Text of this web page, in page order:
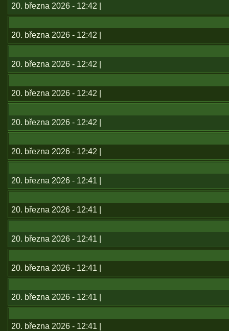
20. března 2026 - 12:42 |
20. března 2026 - 12:42 |
20. března 2026 - 12:42 |
20. března 2026 - 12:42 |
20. března 2026 - 12:42 |
20. března 2026 - 12:42 |
20. března 2026 - 12:41 |
20. března 2026 - 12:41 |
20. března 2026 - 12:41 |
20. března 2026 - 12:41 |
20. března 2026 - 12:41 |
20. března 2026 - 12:41 |